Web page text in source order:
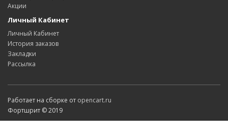
Акции
Личный Кабинет
Личный Кабинет
История заказов
Закладки
Рассылка
Работает на сборке от opencart.ru
Фортшрит © 2019